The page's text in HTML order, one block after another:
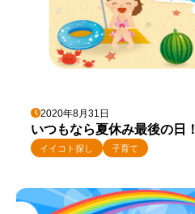
2020年8月31日
いつもなら夏休み最後の日！
イイコト探し
子育て